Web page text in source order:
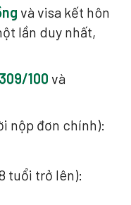
và visa kết hôn
lần duy nhất,
100 và
nộp đơn chính):
tuổi trở lên):